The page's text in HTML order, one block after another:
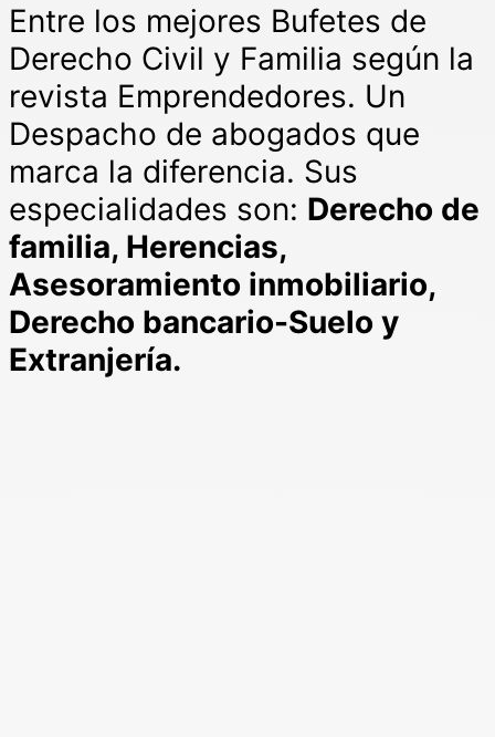
Entre los mejores Bufetes de
Derecho Civil y Familia según la
revista Emprendedores. Un
Despacho de abogados que
marca la diferencia. Sus
especialidades son: Derecho de
familia, Herencias,
Asesoramiento inmobiliario,
Derecho bancario-Suelo y
Extranjería.